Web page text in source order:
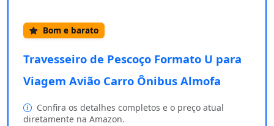
Bom e barato
Travesseiro de Pescoço Formato U para
Viagem Avião Carro Ônibus Almofa
Confira os detalhes completos e o preço atual
diretamente na Amazon.